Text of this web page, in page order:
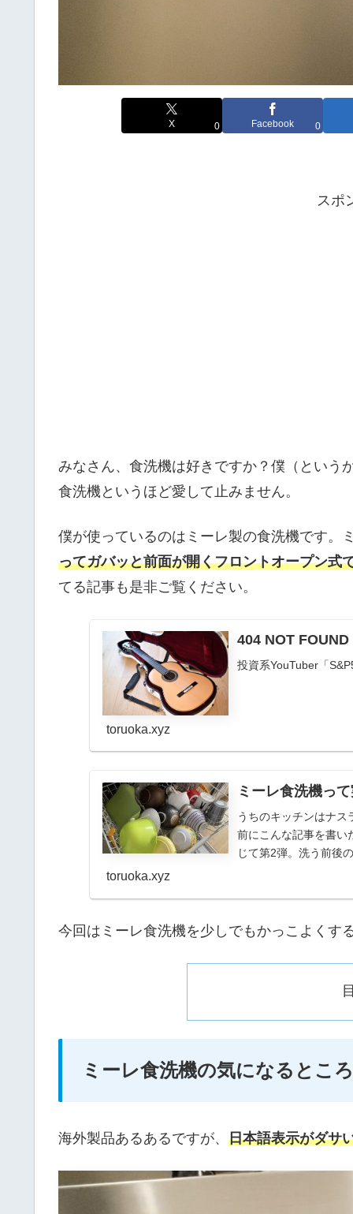
X 0 Facebook 0
スポ
みなさん、食洗機は好きですか？僕（という
食洗機というほど愛して止みません。
僕が使っているのはミーレ製の食洗機です。
ってガバッと前面が開くフロントオープン式
てる記事も是非ご覧ください。
404 NOT
投資系YouTuber「
toruoka.xyz
ミーレ食洗機っ
うちのキッチンはナ
前にこんな記事を書い
じて第2弾。洗う前後
toruoka.xyz
今回はミーレ食洗機を少しでもかっこよくす
ミーレ食洗機の気になるとこ
海外製品あるあるですが、 日本語表示がダサ